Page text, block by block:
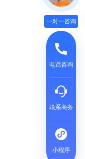
一对一咨询
电话咨询
联系商务
小程序